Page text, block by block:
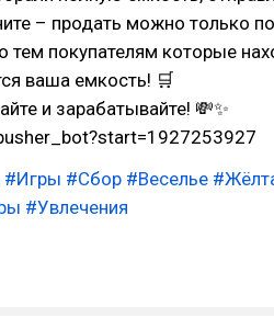
– продать можно только
тем покупателям которые
ваша емкость! 🛒
и зарабатывайте! 💸✨
#Игры #Сбор #Веселье
#Увлечения